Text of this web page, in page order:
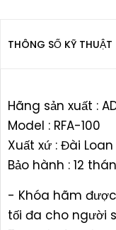
THÔNG SỐ KỸ THUẬT
Hãng sản xuất :
Model : RFA-100
Xuất xứ : Đài Loan
Bảo hành : 12
- Khóa hãm
tối đa cho người